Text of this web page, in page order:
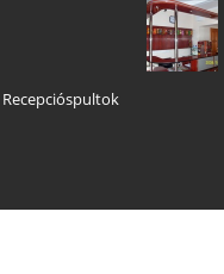
Recepcióspultok